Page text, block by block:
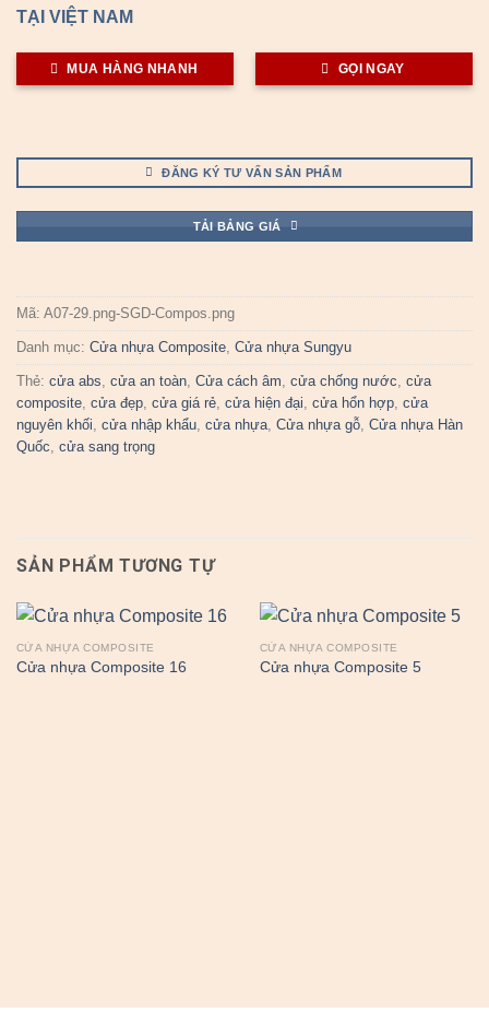
TẠI VIỆT NAM
MUA HÀNG NHANH GỌI NGAY
ĐĂNG KÝ TƯ VẤN SẢN PHẨM
TẢI BẢNG GIÁ
Mã: A07-29.png-SGD-Compos.png
Danh mục: Cửa nhựa Composite, Cửa nhựa Sungyu
Thẻ: cửa abs, cửa an toàn, Cửa cách âm, cửa chống nước, cửa
composite, cửa đẹp, cửa giá rẻ, cửa hiện đại, cửa hổn hợp, cửa
nguyên khối, cửa nhập khẩu, cửa nhựa, Cửa nhựa gỗ, Cửa nhựa Hàn
Quốc, cửa sang trọng
SẢN PHẨM TƯƠNG TỰ
CỬA NHỰA COMPOSITE
Cửa nhựa Composite 16
CỬA NHỰA COMPOSITE
Cửa nhựa Composite 5